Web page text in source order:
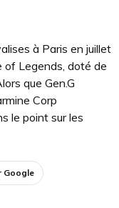
à Paris en juillet
of Legends, doté de
que Gen.G
Corp
le point sur les
Google